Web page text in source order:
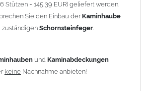
Stützen = 145,39 EUR) geliefert werden.
Sie den Einbau der Kaminhaube
zuständigen Schornsteinfeger.
und Kaminabdeckungen
keine Nachnahme anbieten!